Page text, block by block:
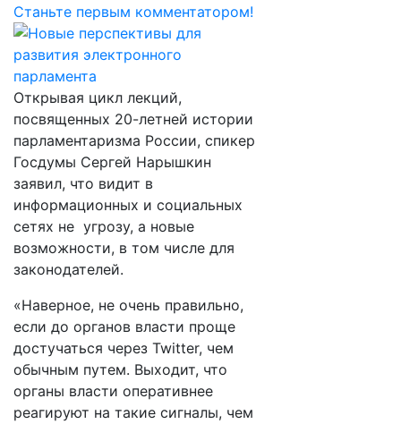
Станьте первым комментатором!
Открывая цикл лекций,
посвященных 20-летней истории
парламентаризма России, спикер
Госдумы Сергей Нарышкин
заявил, что видит в
информационных и социальных
сетях не угрозу, а новые
возможности, в том числе для
законодателей.
«Наверное, не очень правильно,
если до органов власти проще
достучаться через Twitter, чем
обычным путем. Выходит, что
органы власти оперативнее
реагируют на такие сигналы, чем